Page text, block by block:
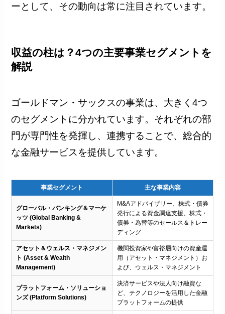
ーとして、その動向は常に注目されています。
収益の柱は？4つの主要事業セグメントを
解説
ゴールドマン・サックスの事業は、大きく4つ
のセグメントに分かれています。それぞれの部
門が専門性を発揮し、連携することで、総合的
な金融サービスを提供しています。
事業セグメント 主な事業内容
グローバル・バンキング＆マーケ
ッツ (Global Banking &
Markets)
M&Aアドバイザリー、株式・債券
発行による資金調達支援、株式・
債券・為替等のセールス＆トレー
ディング
アセット＆ウェルス・マネジメン
ト (Asset & Wealth
Management)
機関投資家や富裕層向けの資産運
用（アセット・マネジメント）お
よび、ウェルス・マネジメント
プラットフォーム・ソリューショ
ンズ (Platform Solutions)
決済サービスや法人向け融資な
ど、テクノロジーを活用した金融
プラットフォームの提供